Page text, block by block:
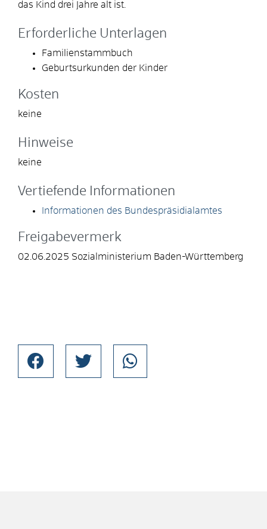
das Kind drei Jahre alt ist.
Erforderliche Unterlagen
Familienstammbuch
Geburtsurkunden der Kinder
Kosten
keine
Hinweise
keine
Vertiefende Informationen
Informationen des Bundespräsidialamtes
Freigabevermerk
02.06.2025 Sozialministerium Baden-Württemberg